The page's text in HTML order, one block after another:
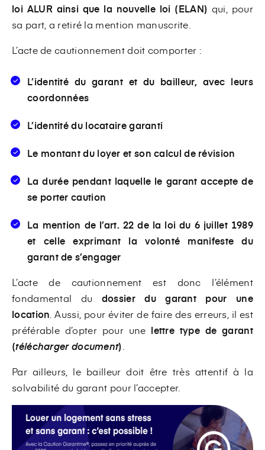
loi ALUR ainsi que la nouvelle loi (ELAN) qui, pour
sa part, a retiré la mention manuscrite.
L’acte de cautionnement doit comporter :
L’identité du garant et du bailleur, avec leurs
coordonnées
L’identité du locataire garanti
Le montant du loyer et son calcul de révision
La durée pendant laquelle le garant accepte de
se porter caution
La mention de l’art. 22 de la loi du 6 juillet 1989
et celle exprimant la volonté manifeste du
garant de s’engager
L’acte de cautionnement est donc l’élément
fondamental du dossier du garant pour une
location . Aussi, pour éviter de faire des erreurs, il est
préférable d’opter pour une lettre type de garant
(télécharger document)
Par ailleurs, le bailleur doit être très attentif à la
solvabilité du garant pour l’accepter.